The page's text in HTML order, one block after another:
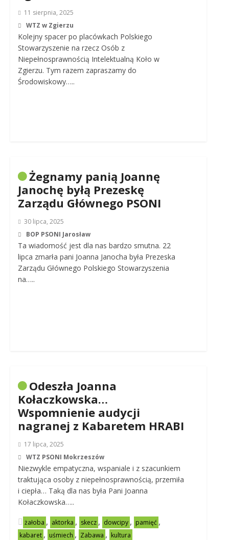
11 sierpnia, 2025
WTZ w Zgierzu
Kolejny spacer po placówkach Polskiego
Stowarzyszenie na rzecz Osób z
Niepełnosprawnością Intelektualną Koło w
Zgierzu. Tym razem zapraszamy do
Środowiskowy…..
Żegnamy panią Joannę
Janochę byłą Prezeskę
Zarządu Głównego PSONI
30 lipca, 2025
BOP PSONI Jarosław
Ta wiadomość jest dla nas bardzo smutna. 22
lipca zmarła pani Joanna Janocha była Prezeska
Zarządu Głównego Polskiego Stowarzyszenia
na…..
Odeszła Joanna
Kołaczkowska…
Wspomnienie audycji
nagranej z Kabaretem HRABI
17 lipca, 2025
WTZ PSONI Mokrzeszów
Niezwykle empatyczna, wspaniale i z szacunkiem
traktująca osoby z niepełnosprawnością, przemiła
i ciepła… Taką dla nas była Pani Joanna
Kołaczkowska…..
żałoba , aktorka , skecz , dowcipy , pamięć ,
kabaret , uśmiech , Zabawa , kultura